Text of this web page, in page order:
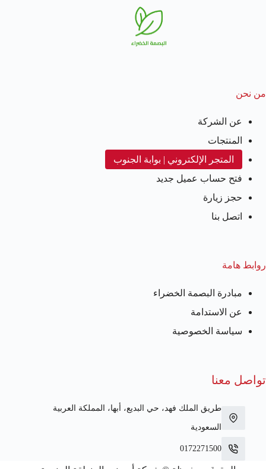
من نحن
عن الشركة
المنتجات
المتجر الإلكتروني | بوابة الجنوب
فتح حساب عميل جديد
حجز زيارة
اتصل بنا
روابط هامة
مبادرة البصمة الخضراء
عن الاستدامة
سياسة الخصوصية
تواصل معنا
طريق الملك فهد، حي البديع، أبها، المملكة العربية
السعودية
0172271500